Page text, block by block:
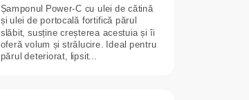
Șamponul Power-C cu ulei de cătină
și ulei de portocală fortifică părul
slăbit, susține creșterea acestuia și îi
oferă volum și strălucire. Ideal pentru
părul deteriorat, lipsit...